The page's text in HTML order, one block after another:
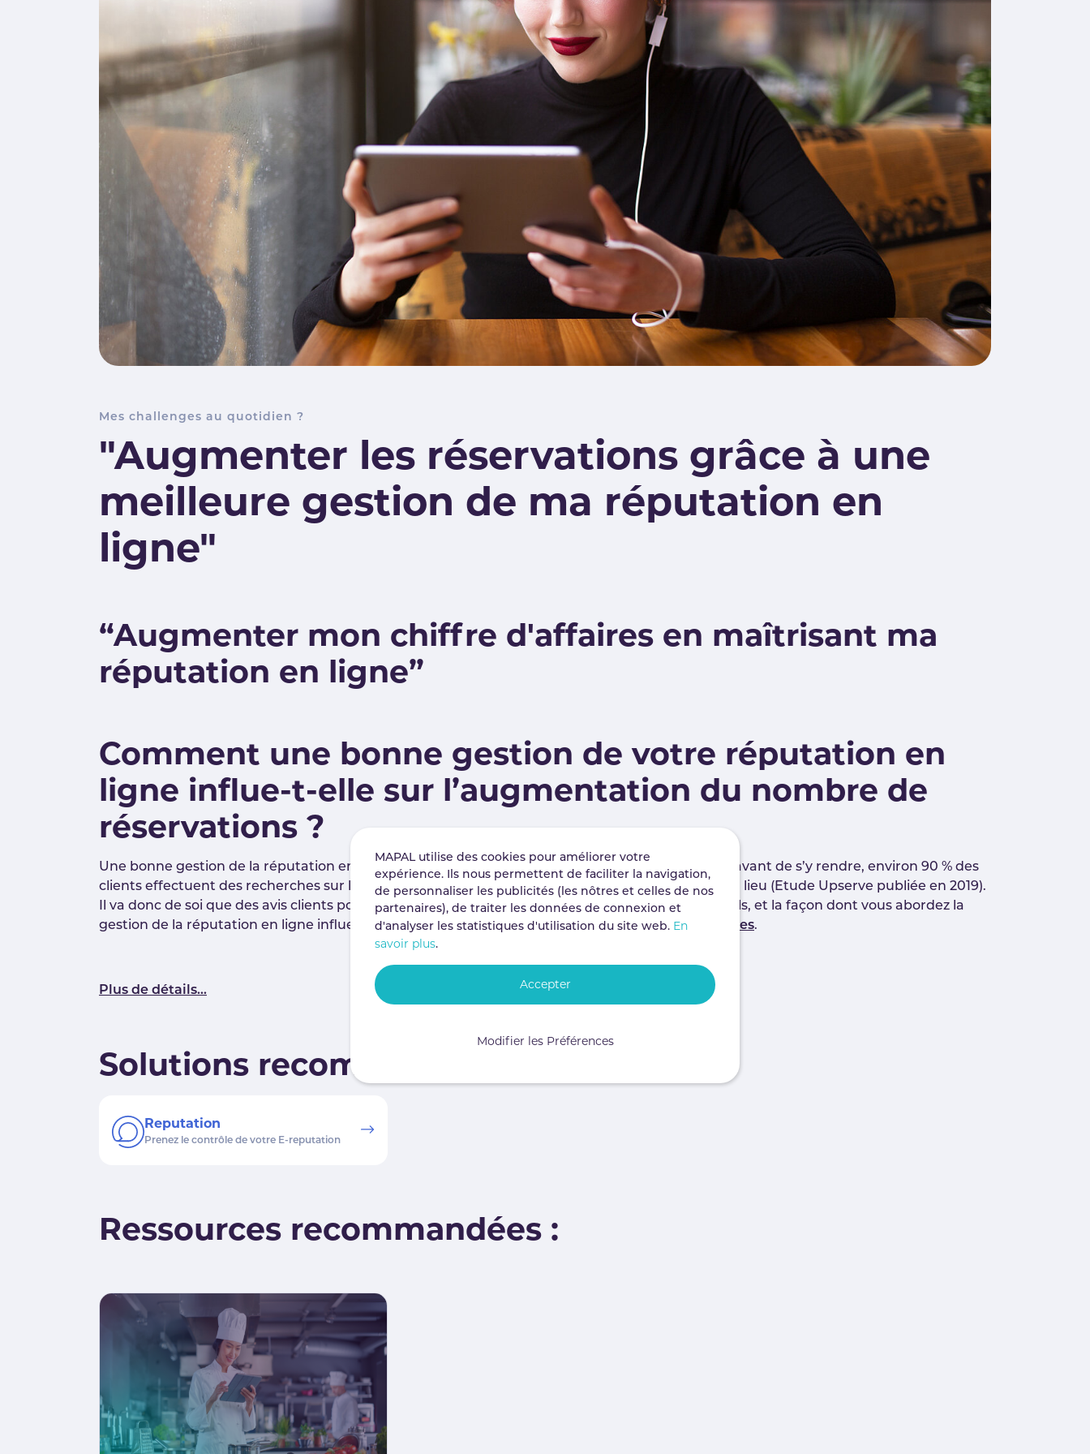
Mes challenges au quotidien ?
"Augmenter les réservations grâce à une
meilleure gestion de ma réputation en
ligne"
“Augmenter mon chiffre d'affaires en maîtrisant ma
réputation en ligne”
Comment une bonne gestion de votre réputation en
ligne influe-t-elle sur l’augmentation du nombre de
réservations ?
Une bonne gestion de la réputation en ligne est essentielle au succès de votre activité : en effet, avant de s’y rendre, environ 90 % des
clients effectuent des recherches sur les restaurants, par le biais d'avis en ligne ou du site web du lieu (Etude Upserve publiée en 2019).
Il va donc de soi que des avis clients positifs inspireront davantage confiance aux clients potentiels, et la façon dont vous abordez la
gestion de la réputation en ligne influencera directement les réservations et votrechiffre d'affaires.
Plus de détails...
Solutions recommandées :
Reputation
Prenez le contrôle de votre E-reputation
Ressources recommandées :
MAPAL utilise des cookies pour améliorer votre
expérience. Ils nous permettent de faciliter la navigation,
de personnaliser les publicités (les nôtres et celles de nos
partenaires), de traiter les données de connexion et
d'analyser les statistiques d'utilisation du site web. En
savoir plus.
Modifier les Préférences
Accepter